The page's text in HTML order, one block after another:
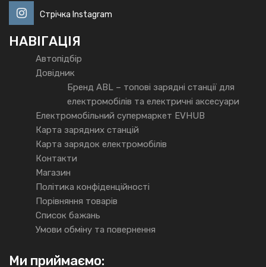
Стрічка Instagram
НАВІГАЦІЯ
Автопідбір
Довідник
Бренд ABL – топові зарядні станції для
електромобілів та електричні аксесуари
Електромобільний супермаркет EVHUB
Карта зарядних станцій
Карта зарядок електромобілів
Контакти
Магазин
Політика конфіденційності
Порівняння товарів
Список бажань
Умови обміну та повернення
Ми приймаємо: